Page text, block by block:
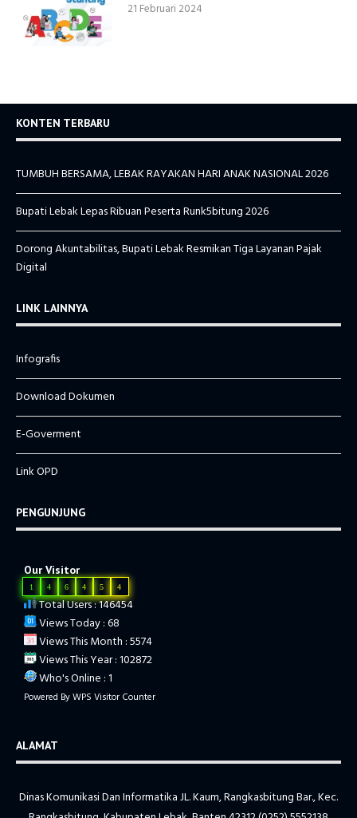
21 Februari 2024
KONTEN TERBARU
TUMBUH BERSAMA, LEBAK RAYAKAN HARI ANAK NASIONAL 2026
Bupati Lebak Lepas Ribuan Peserta Runk5bitung 2026
Dorong Akuntabilitas, Bupati Lebak Resmikan Tiga Layanan Pajak
Digital
LINK LAINNYA
Infografis
Download Dokumen
E-Goverment
Link OPD
PENGUNJUNG
Our Visitor
1 4 6 4 5 4
Total Users : 146454
Views Today : 68
Views This Month : 5574
Views This Year : 102872
Who's Online : 1
Powered ByWPS Visitor Counter
ALAMAT
Dinas Komunikasi Dan Informatika JL. Kaum, Rangkasbitung Bar., Kec.